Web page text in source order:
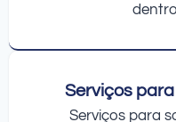
Serviços
Serviços para